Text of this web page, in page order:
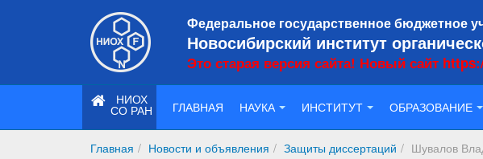
Федеральное государственное бюджетное
Новосибирский институт
Это старая версия сайта! Новый сайт
НИОХ
СО РАН ГЛАВНАЯ НАУКА ИНСТИТУТ ОБРАЗОВАНИЕ
Главная Новости и объявления Защиты диссертаций Шувалов